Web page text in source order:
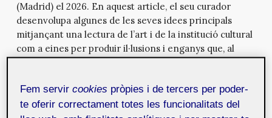
(Madrid) el 2026. En aquest article, el seu curador
desenvolupa algunes de les seves idees principals
mitjançant una lectura de l’art i de la institució cultural
com a eines per produir il·lusions i enganys que, al
La força bruta i l’humà sintètic:
Fem servircookies pròpies i de tercers per poder-
te oferir correctament totes les funcionalitats del